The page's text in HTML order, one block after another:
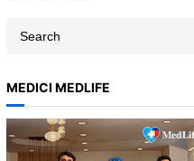
a
r
c
h
MEDICI MEDLIFE